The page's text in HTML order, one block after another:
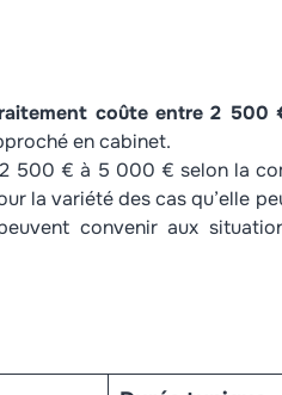
coûte entre 2
en cabinet.
500 € à 5 000 € selon la
la variété des cas qu’elle
convenir aux